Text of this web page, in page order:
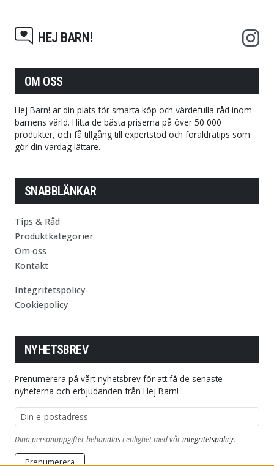
HEJ BARN!
OM OSS
Hej Barn! är din plats för smarta köp och värdefulla råd inom
barnens värld. Hitta de bästa priserna på över 50 000
produkter, och få tillgång till expertstöd och föräldratips som
gör din vardag lättare.
SNABBLÄNKAR
Tips & Råd
Produktkategorier
Om oss
Kontakt
Integritetspolicy
Cookiepolicy
NYHETSBREV
Prenumerera på vårt nyhetsbrev för att få de senaste
nyheterna och erbjudanden från Hej Barn!
E-postadress
Dina personuppgifter behandlas i enlighet med vårintegritetspolicy.
Prenumerera